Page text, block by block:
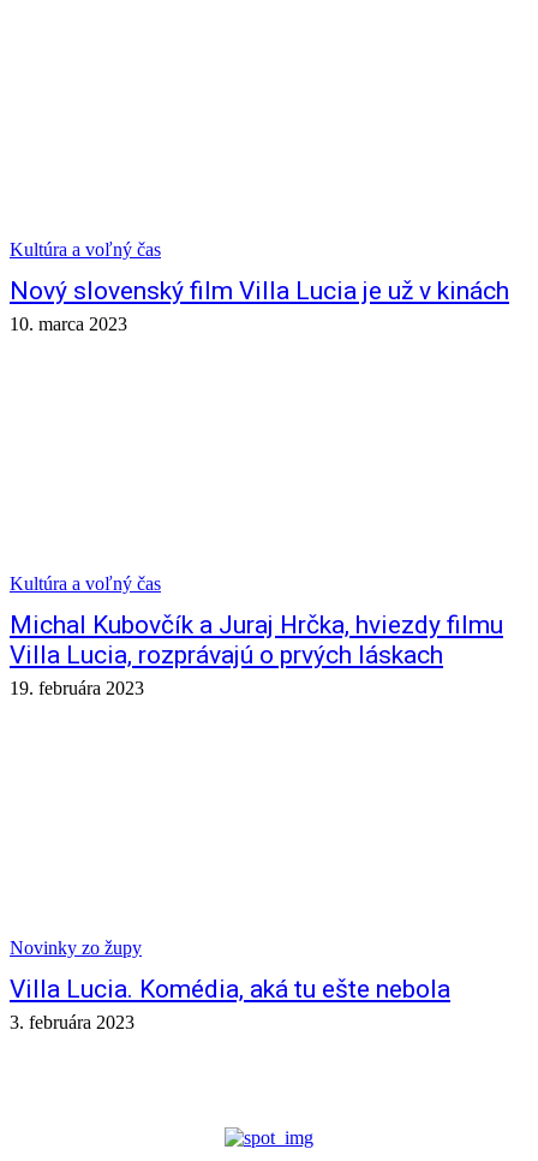
Kultúra a voľný čas
Nový slovenský film Villa Lucia je už v kinách
10. marca 2023
Kultúra a voľný čas
Michal Kubovčík a Juraj Hrčka, hviezdy filmu
Villa Lucia, rozprávajú o prvých láskach
19. februára 2023
Novinky zo župy
Villa Lucia. Komédia, aká tu ešte nebola
3. februára 2023